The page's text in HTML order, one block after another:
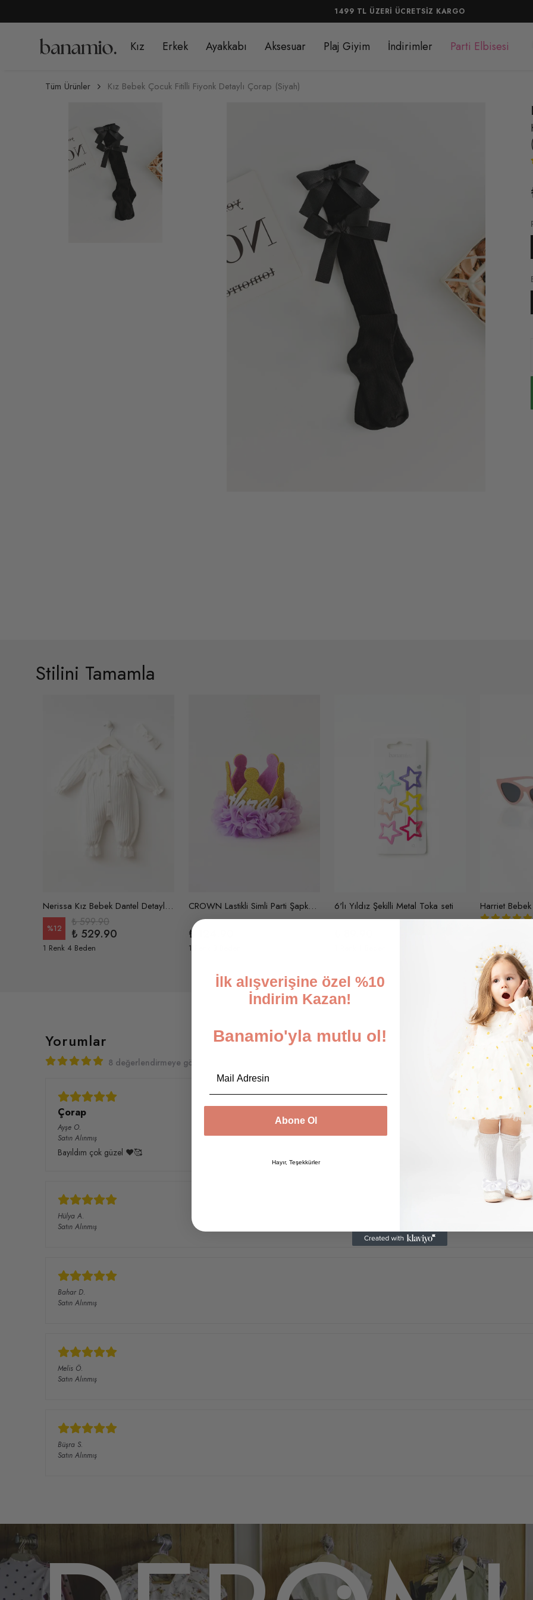
1499 TL ÜZERİ ÜCRETSİZ KARGO
Kız Erkek Ayakkabı Aksesuar Plaj Giyim İndirimler Parti Elbisesi
Tüm Ürünler Kız Bebek Çocuk Fitilli Fiyonk Detaylı Çorap (Siyah)
Stilini Tamamla
Nerissa Kız Bebek Dantel Detaylı Örgü Yakalı Dokulu Tulum
%12 ₺ 599.90
₺ 529.90
1 Renk 4 Beden
CROWN Lastikli Simli Parti Şapka Kraliçe Doğum Günü Tacı (Altın-Lila)
₺ 124.90
1 Renk 3 Beden
6'lı Yıldız Şekilli Metal Toka seti
₺ 249.90
1 Renk 1 Beden
Yorumlar
8 değerlendirmeye göre
Çorap
Ayşe O.
Satın Alınmış
Bayıldım çok güzel ❤️🥰
Hülya A.
Satın Alınmış
Bahar D.
Satın Alınmış
Melis Ö.
Satın Alınmış
Büşra S.
Satın Alınmış
İlk alışverişine özel %10
İndirim Kazan!
Banamio'yla mutlu ol!
Abone Ol
Hayır, Teşekkürler